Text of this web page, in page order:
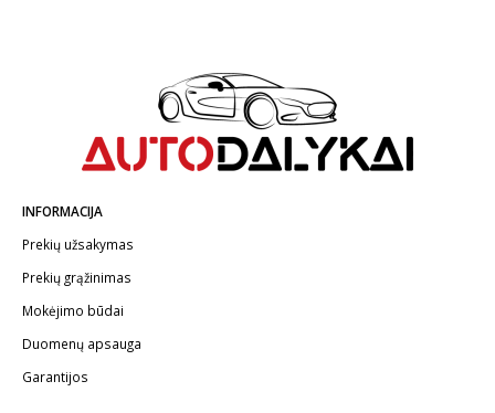
INFORMACIJA
Prekių užsakymas
Prekių grąžinimas
Mokėjimo būdai
Duomenų apsauga
Garantijos